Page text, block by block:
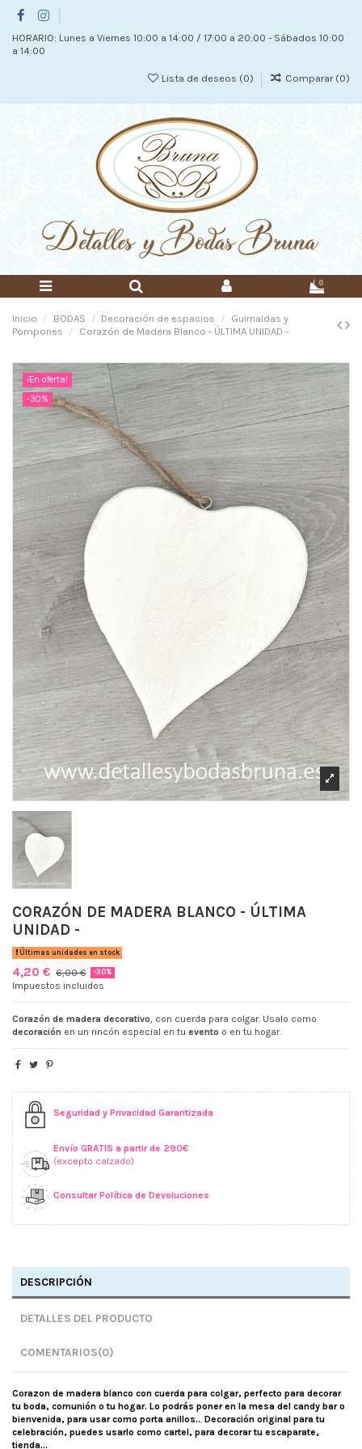
HORARIO: Lunes a Viernes 10:00 a 14:00 / 17:00 a 20:00 - Sábados 10:00
a 14:00
Lista de deseos (0) Comparar (0)
0
Inicio BODAS Decoración de espacios
Guirnaldas y
Pompones
Corazón de Madera Blanco - ÚLTIMA UNIDAD -
¡En oferta!
-30%
CORAZÓN DE MADERA BLANCO - ÚLTIMA
UNIDAD -
Últimas unidades en stock
4,20 € 6,00 € -30%
Impuestos incluidos
Corazón de madera decorativo, con cuerda para colgar. Usalo como
decoración en un rincón especial en tu evento o en tu hogar.
Seguridad y Privacidad Garantizada
Envío GRATIS a partir de 290€
(excepto calzado)
Consultar Política de Devoluciones
DESCRIPCIÓN
DETALLES DEL PRODUCTO
COMENTARIOS(0)
Corazon de madera blanco con cuerda para colgar, perfecto para decorar
tu boda, comunión o tu hogar. Lo podrás poner en la mesa del candy bar o
bienvenida, para usar como porta anillos... Decoración original para tu
celebración, puedes usarlo como cartel, para decorar tu escaparate,
tienda...